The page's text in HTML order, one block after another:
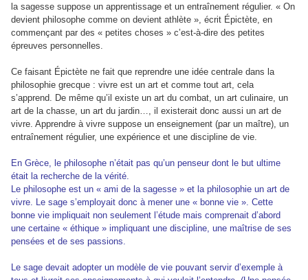
la sagesse suppose un apprentissage et un entraînement régulier. « On
devient philosophe comme on devient athlète », écrit Épictète, en
commençant par des « petites choses » c’est-à-dire des petites
épreuves personnelles.
Ce faisant Épictète ne fait que reprendre une idée centrale dans la
philosophie grecque : vivre est un art et comme tout art, cela
s’apprend. De même qu’il existe un art du combat, un art culinaire, un
art de la chasse, un art du jardin…, il existerait donc aussi un art de
vivre. Apprendre à vivre suppose un enseignement (par un maître), un
entraînement régulier, une expérience et une discipline de vie.
En Grèce, le philosophe n’était pas qu’un penseur dont le but ultime
était la recherche de la vérité.
Le philosophe est un « ami de la sagesse » et la philosophie un art de
vivre. Le sage s’employait donc à mener une « bonne vie ». Cette
bonne vie impliquait non seulement l’étude mais comprenait d’abord
une certaine « éthique » impliquant une discipline, une maîtrise de ses
pensées et de ses passions.
Le sage devait adopter un modèle de vie pouvant servir d’exemple à